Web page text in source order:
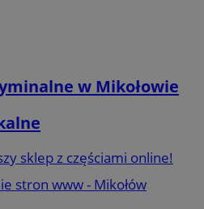
w Mikołowie
sklep z częściami online!
stron www - Mikołów